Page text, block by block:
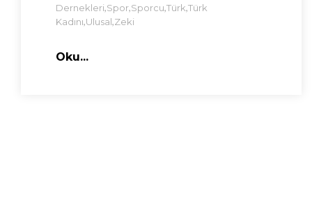
Dernekleri,Spor,Sporcu,Türk,Türk
Kadını,Ulusal,Zeki
Oku...